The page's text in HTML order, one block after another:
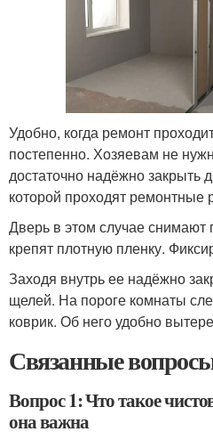
Удобно, когда ремонт
постепенно. Хозяевам не
достаточно надёжно закрыть
которой проходят ремонтные
Дверь в этом случае снимают
крепят плотную пленку.
Заходя внутрь ее надёжно
щелей. На пороге комнаты
коврик. Об него удобно
Связанные
Вопрос 1: Что такое
она важна